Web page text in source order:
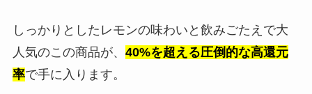
しっかりとしたレモンの味わいと飲みごたえで大
人気のこの商品が、 40%を超える圧倒的な高還元
率で手に入ります。